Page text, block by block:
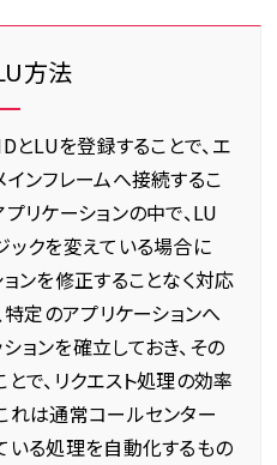
方法
とLUを登録することで、エ
ンフレームへ接続するこ
リケーションの中で、LU
ックを変えている場合に
ンを修正することなく対応
特定のアプリケーションへ
ョンを確立しておき、その
で、リクエスト処理の効率
れは通常コールセンター
いる処理を自動化するもの